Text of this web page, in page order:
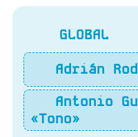
GLOBAL
Adrián
Antonio
«Tono»